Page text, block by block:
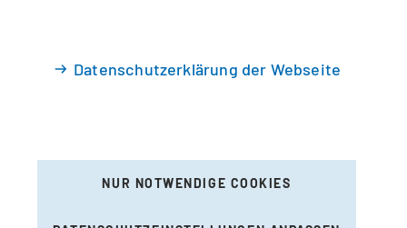
Datenschutzerklärung der Webseite
NUR NOTWENDIGE COOKIES